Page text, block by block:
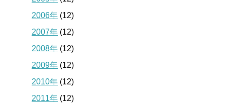
2006年 (12)
2007年 (12)
2008年 (12)
2009年 (12)
2010年 (12)
2011年 (12)